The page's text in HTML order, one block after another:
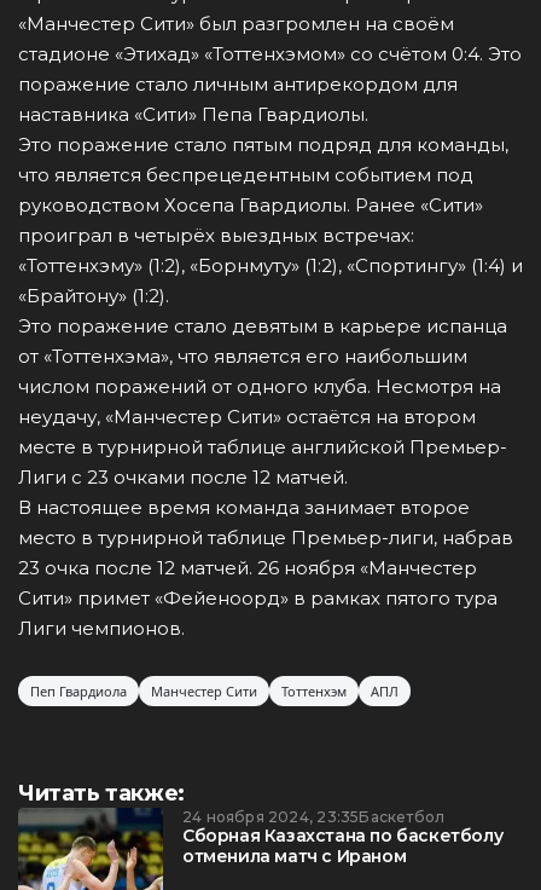
«Манчестер Сити» был разгромлен на своём
стадионе «Этихад» «Тоттенхэмом» со счётом 0:4. Это
поражение стало личным антирекордом для
наставника «Сити» Пепа Гвардиолы.
Это поражение стало пятым подряд для команды,
что является беспрецедентным событием под
руководством Хосепа Гвардиолы. Ранее «Сити»
проиграл в четырёх выездных встречах:
«Тоттенхэму» (1:2), «Борнмуту» (1:2), «Спортингу» (1:4) и
«Брайтону» (1:2).
Это поражение стало девятым в карьере испанца
от «Тоттенхэма», что является его наибольшим
числом поражений от одного клуба. Несмотря на
неудачу, «Манчестер Сити» остаётся на втором
месте в турнирной таблице английской Премьер-
Лиги с 23 очками после 12 матчей.
В настоящее время команда занимает второе
место в турнирной таблице Премьер-лиги, набрав
23 очка после 12 матчей. 26 ноября «Манчестер
Сити» примет «Фейеноорд» в рамках пятого тура
Лиги чемпионов.
Пеп Гвардиола Манчестер Сити Тоттенхэм АПЛ
Читать также:
24 ноября 2024, 23:35Баскетбол
Сборная Казахстана по баскетболу
отменила матч с Ираном